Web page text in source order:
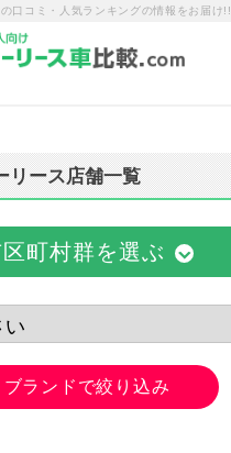
口コミ・人気ランキングの情報をお届け!!
ング
覧
リース店舗一覧
町村群を選ぶ
ブランドで絞り込み